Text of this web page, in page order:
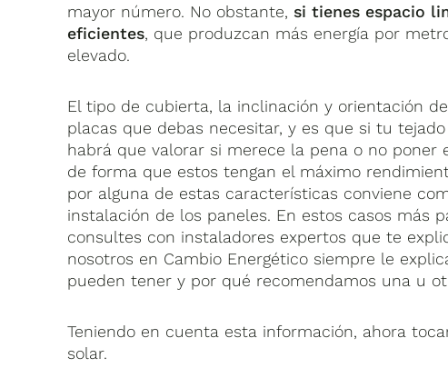
mayor número. No obstante,si tienes espacio
eficientes, que produzcan más energía por
elevado.
El tipo de cubierta, la inclinación y orientación
placas que debas necesitar, y es que si tu
habrá que valorar si merece la pena o no
de forma que estos tengan el máximo
por alguna de estas características conviene
instalación de los paneles. En estos casos más
consultes con instaladores expertos que te
nosotros en Cambio Energético siempre le
pueden tener y por qué recomendamos una u
Teniendo en cuenta esta información, ahora
solar.